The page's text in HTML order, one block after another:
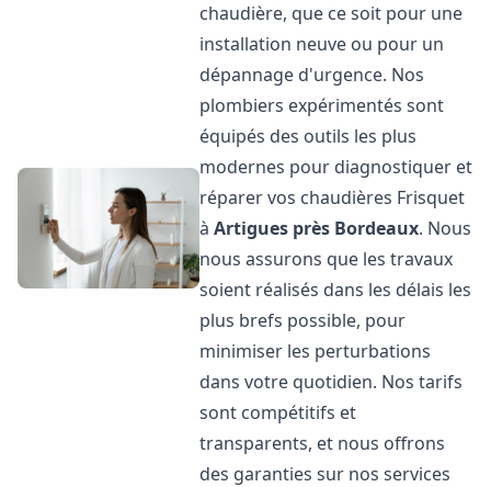
chaudière, que ce soit pour une
installation neuve ou pour un
dépannage d'urgence. Nos
plombiers expérimentés sont
équipés des outils les plus
modernes pour diagnostiquer et
réparer vos chaudières Frisquet
àArtigues près Bordeaux. Nous
nous assurons que les travaux
soient réalisés dans les délais les
plus brefs possible, pour
minimiser les perturbations
dans votre quotidien. Nos tarifs
sont compétitifs et
transparents, et nous offrons
des garanties sur nos services